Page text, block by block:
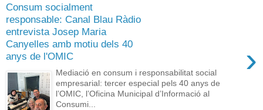
Consum socialment
responsable: Canal Blau Ràdio
entrevista Josep Maria
Canyelles amb motiu dels 40
anys de l'OMIC
›
Mediació en consum i responsabilitat social
empresarial: tercer especial pels 40 anys de
l’OMIC, l’Oficina Municipal d’Informació al
Consumi...